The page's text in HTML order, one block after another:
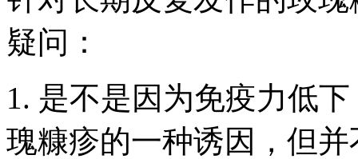
疑问：
1. 是不是因为免疫力低
瑰糠疹的一种诱因，但